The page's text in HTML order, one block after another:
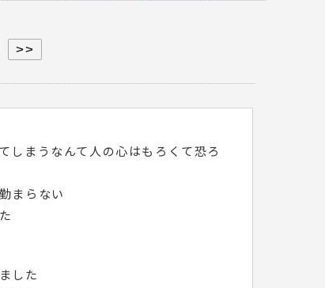
>>
しまうなんて人の心はもろくて恐ろ
まらない
した